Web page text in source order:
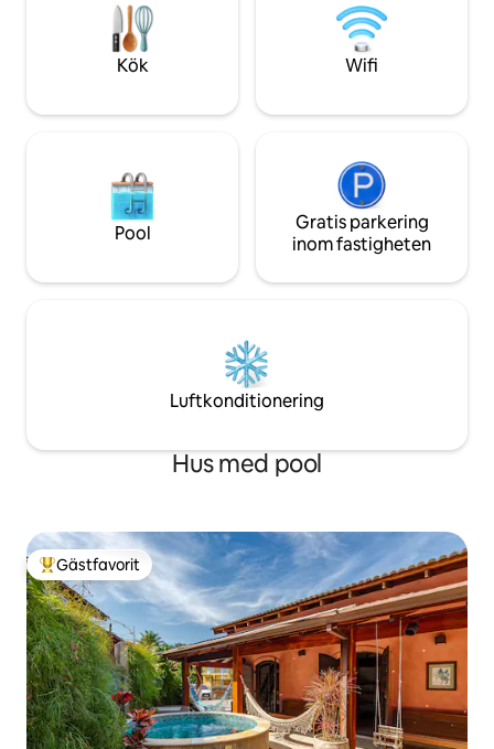
(lämpligt för distansarbete) Städning
Concierge-service Costa do Sol Gated
Community – Kvarter F – Guaratuba
Beach, Bertioga, SP. Säkerhet dygnet
lugnt ställe, med
komfort. Betala i
delbetalningar
Kök Wifi
Pool
Gratis parkering
inom fastigheten
Luftkonditionering
Hus med pool
Populär gästfavorit
Gästfavorit